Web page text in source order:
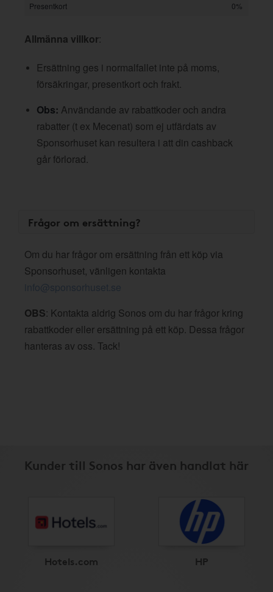
Presentkort
0%
Allmänna villkor:
Ersättning ges i normalfallet inte på moms,
försäkringar, presentkort och frakt.
Obs: Användande av rabattkoder och andra
rabatter (t ex Mecenat) som ej utfärdats av
Sponsorhuset kan resultera i att din cashback
går förlorad.
Frågor om ersättning?
Om du har frågor om ersättning från ett köp via
Sponsorhuset, vänligen kontakta
info@sponsorhuset.se
OBS: Kontakta aldrig Sonos om du har frågor kring
rabattkoder eller ersättning på ett köp. Dessa frågor
hanteras av oss. Tack!
Kunder till Sonos har även handlat här
Hotels.com HP